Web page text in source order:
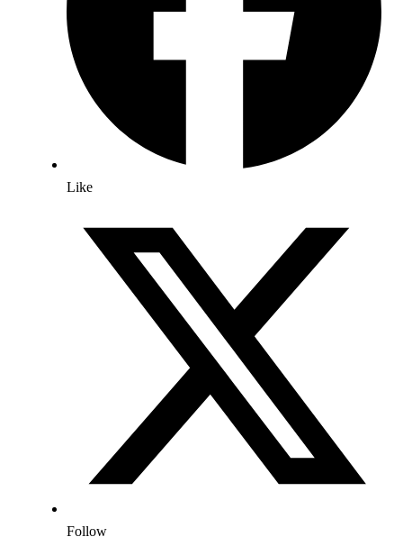
Like
Follow